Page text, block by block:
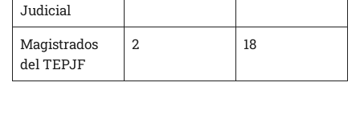
Judicial
Magistrados
del TEPJF
2 18